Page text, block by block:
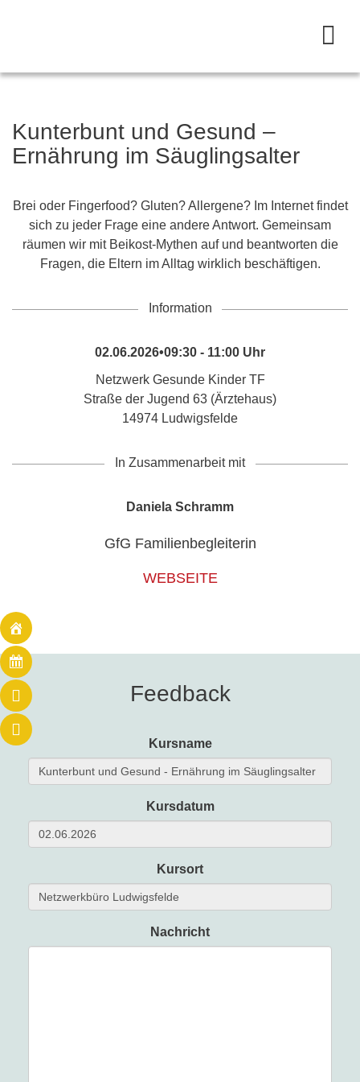
Kunterbunt und Gesund –
Ernährung im Säuglingsalter
Brei oder Fingerfood? Gluten? Allergene? Im Internet findet
sich zu jeder Frage eine andere Antwort. Gemeinsam
räumen wir mit Beikost-Mythen auf und beantworten die
Fragen, die Eltern im Alltag wirklich beschäftigen.
Information
02.06.2026•09:30 - 11:00 Uhr
Netzwerk Gesunde Kinder TF
Straße der Jugend 63 (Ärztehaus)
14974 Ludwigsfelde
In Zusammenarbeit mit
Daniela Schramm
GfG Familienbegleiterin
WEBSEITE
Feedback
Kursname
Kursdatum
Kursort
Nachricht